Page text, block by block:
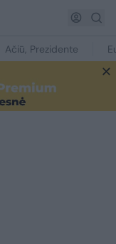
Ačiū, Prezidente